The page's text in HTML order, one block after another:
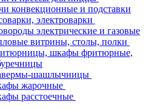
конвекционные и подставки
электроварки
электрические и газовые
витрины, столы, полки
шкафы фритюрные,
шашлычницы
жарочные
расстоечные